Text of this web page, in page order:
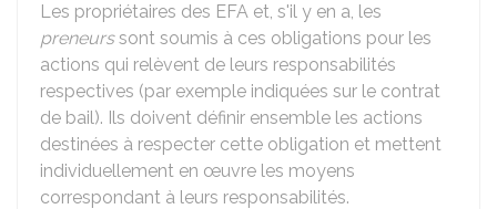
Les propriétaires des EFA et, s'il y en a, les
preneurssont soumis à ces obligations pour les
actions qui relèvent de leurs responsabilités
respectives (par exemple indiquées sur le contrat
de bail). Ils doivent définir ensemble les actions
destinées à respecter cette obligation et mettent
individuellement en œuvre les moyens
correspondant à leurs responsabilités.